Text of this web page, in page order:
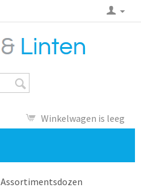
Winkelwagen is leeg
Assortimentsdozen